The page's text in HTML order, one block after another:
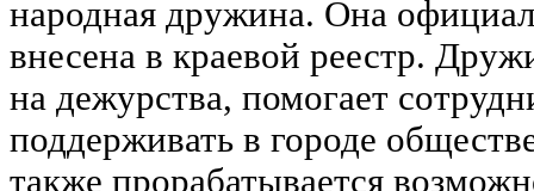
народная дружина. Она
внесена в краевой реестр.
на дежурства, помогает
поддерживать в городе
также прорабатывается